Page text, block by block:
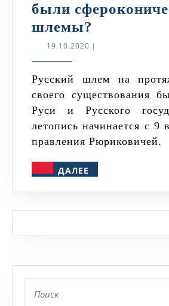
были
шлемы?
у
ратников
были
шлемы?
19.10.2020 19.10.2020
|
Русский шлем на протяжении всего
своего существования
Руси и Русского
летопись начинается с 9
правления Рюриковичей.
ДАЛЕЕ